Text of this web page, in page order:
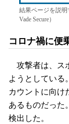
結果ページを説明
Vade Secure）
コロナ禍に便
攻撃者は、ス
ようとしている
カウントに向け
あるものだった
検出した。